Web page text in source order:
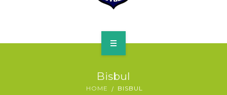
Bisbul
HOME BISBUL